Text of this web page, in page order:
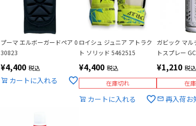
プーマ エルボーガードペア 0
30823
¥4,400 税込
カートに入れる
ロイシュ ジュニア アトラク
ト ソリッド 5462515
¥4,400 税込
在庫切れ
カートに入れる
ガビック マル
トスプレー
¥1,210 税込
在
再入荷お